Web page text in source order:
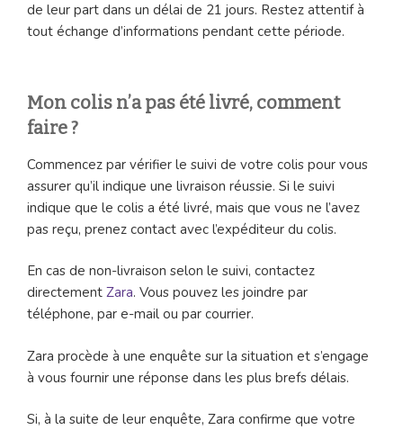
de leur part dans un délai de 21 jours. Restez attentif à
tout échange d’informations pendant cette période.
Mon colis n’a pas été livré, comment
faire ?
Commencez par vérifier le suivi de votre colis pour vous
assurer qu’il indique une livraison réussie. Si le suivi
indique que le colis a été livré, mais que vous ne l’avez
pas reçu, prenez contact avec l’expéditeur du colis.
En cas de non-livraison selon le suivi, contactez
directement Zara. Vous pouvez les joindre par
téléphone, par e-mail ou par courrier.
Zara procède à une enquête sur la situation et s’engage
à vous fournir une réponse dans les plus brefs délais.
Si, à la suite de leur enquête, Zara confirme que votre